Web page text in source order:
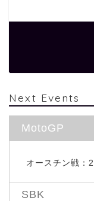
Next Events
MotoGP
オースチン戦：
SBK